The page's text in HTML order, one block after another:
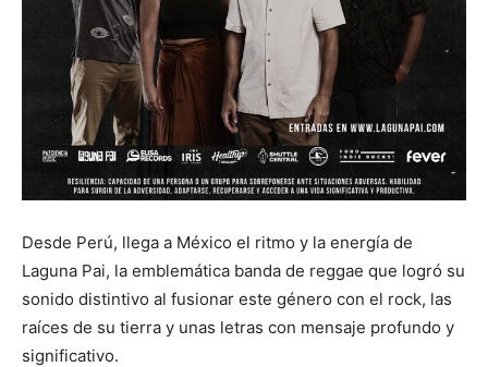
Desde Perú, llega a México el ritmo y la energía de
Laguna Pai, la emblemática banda de reggae que logró su
sonido distintivo al fusionar este género con el rock, las
raíces de su tierra y unas letras con mensaje profundo y
significativo.